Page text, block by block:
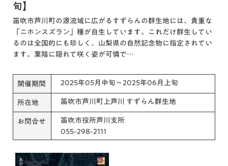
旬】
笛吹市芦川町の源流域に広がるすずらんの群生地には、貴重な
「ニホンスズラン」種が自生しています。これだけ群生してい
るのは全国的にも珍しく、山梨県の自然記念物に指定されてい
ます。葉陰に隠れて咲く姿が可憐で…
開催期間 2025年05月中旬～2025年06月上旬
所在地 笛吹市芦川町上芦川 すずらん群生地
お問合せ
笛吹市役所芦川支所
055-298-2111